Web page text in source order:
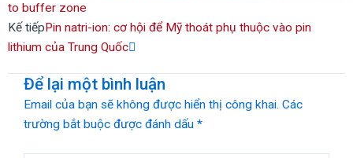
to buffer zone
Kế tiếpPin natri-ion: cơ hội để Mỹ thoát phụ thuộc vào pin
lithium của Trung Quốc
Để lại một bình luận
Email của bạn sẽ không được hiển thị công khai. Các
trường bắt buộc được đánh dấu *